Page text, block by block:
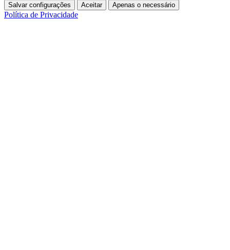
Salvar configurações Aceitar Apenas o necessário
Política de Privacidade